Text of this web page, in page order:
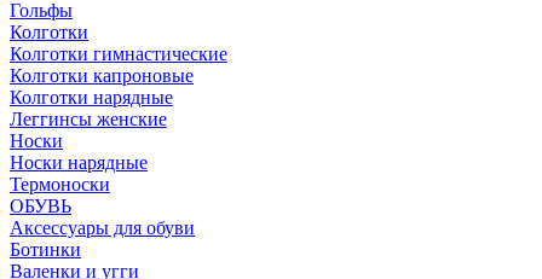
Гольфы
Колготки
Колготки гимнастические
Колготки капроновые
Колготки нарядные
Леггинсы женские
Носки
Носки нарядные
Термоноски
ОБУВЬ
Аксессуары для обуви
Ботинки
Валенки и угги